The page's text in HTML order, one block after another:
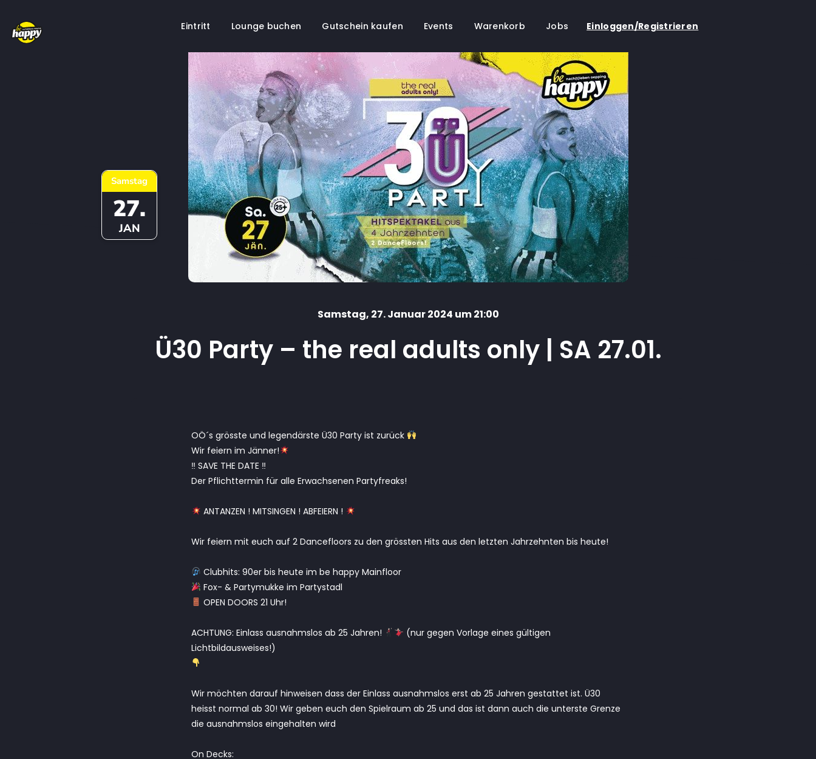
Einloggen/Registrieren
Eintritt Lounge buchen Gutschein kaufen Events Warenkorb Jobs
Samstag
27.
JAN
Samstag, 27. Januar 2024 um 21:00
Ü30 Party – the real adults only | SA 27.01.
OÖ´s grösste und legendärste Ü30 Party ist zurück
Wir feiern im Jänner!
‼ SAVE THE DATE ‼
Der Pflichttermin für alle Erwachsenen Partyfreaks!
ANTANZEN ! MITSINGEN ! ABFEIERN !
Wir feiern mit euch auf 2 Dancefloors zu den grössten Hits aus den letzten Jahrzehnten bis heute!
Clubhits: 90er bis heute im be happy Mainfloor
Fox- & Partymukke im Partystadl
OPEN DOORS 21 Uhr!
ACHTUNG: Einlass ausnahmslos ab 25 Jahren!
(nur gegen Vorlage eines gültigen
Lichtbildausweises!)
Wir möchten darauf hinweisen dass der Einlass ausnahmslos erst ab 25 Jahren gestattet ist. Ü30
heisst normal ab 30! Wir geben euch den Spielraum ab 25 und das ist dann auch die unterste Grenze
die ausnahmslos eingehalten wird
On Decks: